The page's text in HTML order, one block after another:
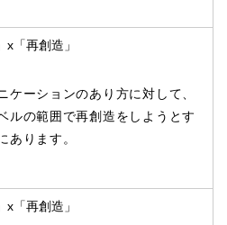
x「再創造」
ケーションのあり方に対して、
ルの範囲で再創造をしようとす
あります。
x「再創造」